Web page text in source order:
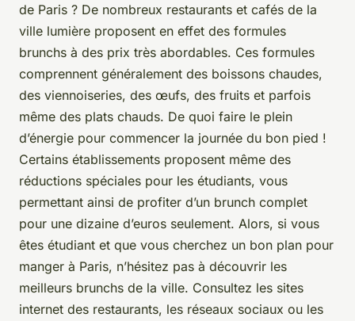
de Paris ? De nombreux restaurants et cafés de la
ville lumière proposent en effet des formules
brunchs à des prix très abordables. Ces formules
comprennent généralement des boissons chaudes,
des viennoiseries, des œufs, des fruits et parfois
même des plats chauds. De quoi faire le plein
d’énergie pour commencer la journée du bon pied !
Certains établissements proposent même des
réductions spéciales pour les étudiants, vous
permettant ainsi de profiter d’un brunch complet
pour une dizaine d’euros seulement. Alors, si vous
êtes étudiant et que vous cherchez un bon plan pour
manger à Paris, n’hésitez pas à découvrir les
meilleurs brunchs de la ville. Consultez les sites
internet des restaurants, les réseaux sociaux ou les